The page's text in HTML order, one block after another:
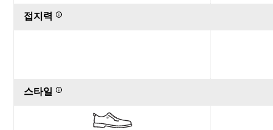
접지력
스타일